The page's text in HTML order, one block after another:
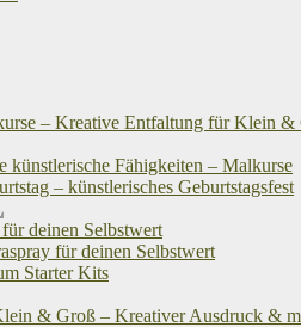
– Kreative Entfaltung für Klein &
künstlerische Fähigkeiten – Malkurse
– künstlerisches Geburtstagsfest
deinen Selbstwert
für deinen Selbstwert
Starter Kits
& Groß – Kreativer Ausdruck &